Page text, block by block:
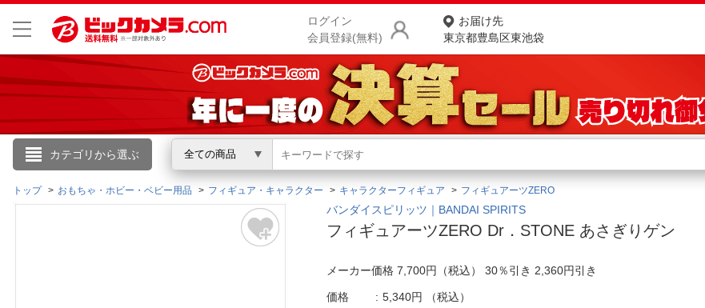
ログイン
会員登録(無料)
お届け先
東京都豊島区東池袋
カテゴリから選ぶ 全ての商品
こんにちは
ログイン
商品をさがす
ランキングからさがす
カテゴリ一覧からさがす
お客様サポート
トップ おもちゃ・ホビー・ベビー用品 フィギュア・キャラクター キャラクターフィギュア フィギュアーツZERO
バンダイスピリッツ｜BANDAI SPIRITS
フィギュアーツZERO Dr．STONE あさぎりゲン
メーカー価格 7,700円（税込） 30％引き 2,360円引き
価格 5,340円
（税込）